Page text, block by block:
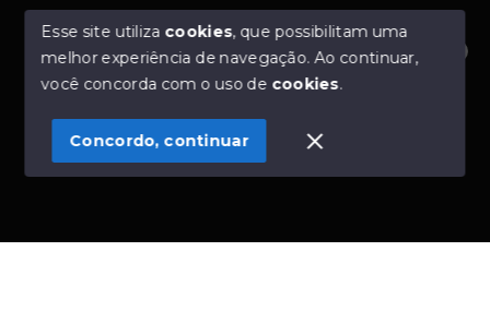
Olá! Estamos disponíveis para te ajudar.
© Copyright 2026 - TORQUATO ∴ Corretor de Imóveis
- CRECI 42643f | 136.004f Perito Avaliador CNAI 37357
SITE PARA IMOBILIARIA
Esse site utiliza cookies, que possibilitam uma
melhor experiência de navegação.Ao continuar,
você concorda com o uso de cookies.
Concordo, continuar